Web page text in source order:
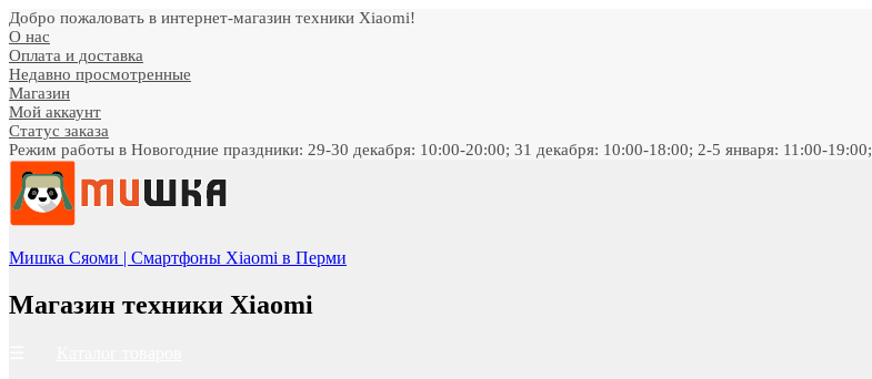
Добро пожаловать в интернет-магазин техники Xiaomi!
О нас
Оплата и доставка
Недавно просмотренные
Магазин
Мой аккаунт
Статус заказа
Режим работы в Новогодние праздники: 29-30 декабря: 10:00-20:00; 31 декабря: 10:00-18:00; 2-5 января: 11:00-19:00;
Мишка Сяоми | Смартфоны Xiaomi в Перми
Магазин техники Xiaomi